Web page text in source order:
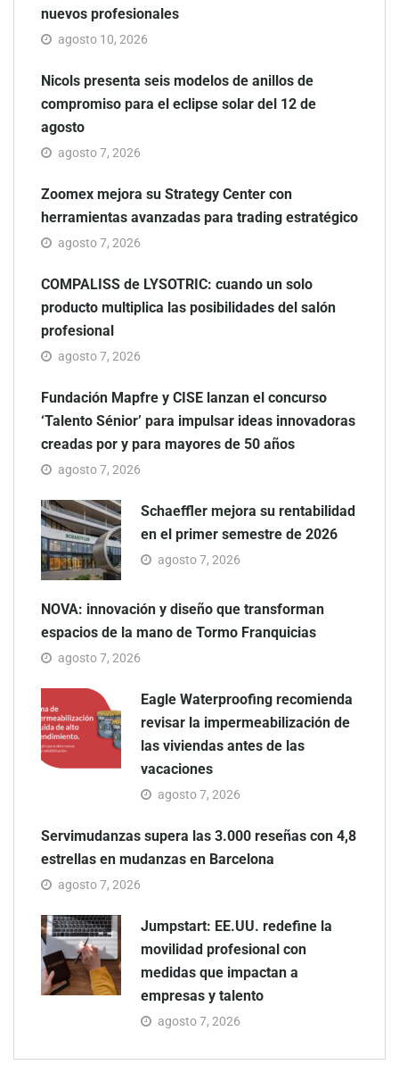
nuevos profesionales
agosto 10, 2026
Nicols presenta seis modelos de anillos de
compromiso para el eclipse solar del 12 de
agosto
agosto 7, 2026
Zoomex mejora su Strategy Center con
herramientas avanzadas para trading estratégico
agosto 7, 2026
COMPALISS de LYSOTRIC: cuando un solo
producto multiplica las posibilidades del salón
profesional
agosto 7, 2026
Fundación Mapfre y CISE lanzan el concurso
‘Talento Sénior’ para impulsar ideas innovadoras
creadas por y para mayores de 50 años
agosto 7, 2026
Schaeffler mejora su rentabilidad
en el primer semestre de 2026
agosto 7, 2026
NOVA: innovación y diseño que transforman
espacios de la mano de Tormo Franquicias
agosto 7, 2026
Eagle Waterproofing recomienda
revisar la impermeabilización de
las viviendas antes de las
vacaciones
agosto 7, 2026
Servimudanzas supera las 3.000 reseñas con 4,8
estrellas en mudanzas en Barcelona
agosto 7, 2026
Jumpstart: EE.UU. redefine la
movilidad profesional con
medidas que impactan a
empresas y talento
agosto 7, 2026